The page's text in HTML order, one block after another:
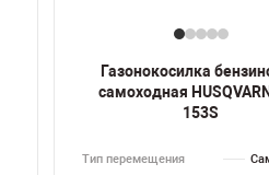
Газонокосилка
самоходная
153S
Тип перемещения